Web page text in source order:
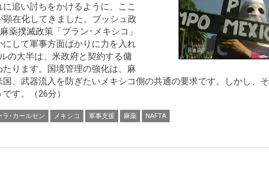
追い討ちをかけるように、ここ
在化してきました。ブッシュ政
薬撲滅政策「プラン･メキシコ」
して軍事方面ばかりに力を入れ
の大半は、米政府と契約する傭
ります。国境管理の強化は、麻
、武器流入を防ぎたいメキシコ側の共通の要求です。しかし、そ
す。（26分）
ラ･カールセン メキシコ 軍事支援 麻薬 NAFTA